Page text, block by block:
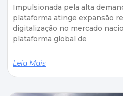
Impulsionada pela alta
plataforma atinge expansão
digitalização no mercado
plataforma global de
Leia Mais